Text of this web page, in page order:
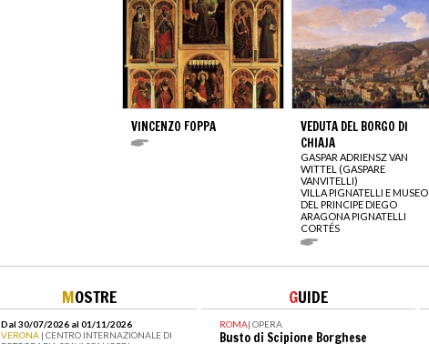
VINCENZO FOPPA
VEDUTA DEL BORGO DI
CHIAJA
GASPAR ADRIENSZ VAN
WITTEL (GASPARE
VANVITELLI)
VILLA PIGNATELLI E MUSEO
DEL PRINCIPE DIEGO
ARAGONA PIGNATELLI
CORTÉS
MOSTRE
Dal 30/07/2026 al 01/11/2026
VERONA | CENTRO INTERNAZIONALE DI
GUIDE
ROMA| OPERA
Busto di Scipione Borghese